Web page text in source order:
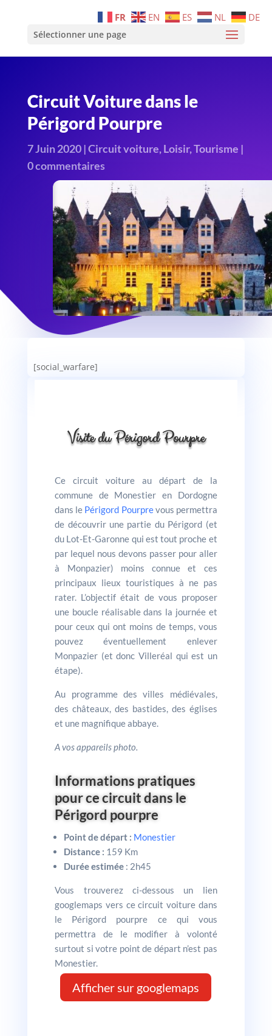
Sélectionner une page
Circuit Voiture dans le
Périgord Pourpre
7 Juin 2020|Circuit voiture,Loisir,Tourisme |
0 commentaires
[social_warfare]
Visite du Périgord Pourpre
Ce circuit voiture au départ de la
commune de Monestier en Dordogne
dans le Périgord Pourprevous permettra
de découvrir une partie du Périgord (et
du Lot-Et-Garonne qui est tout proche et
par lequel nous devons passer pour aller
à Monpazier) moins connue et ces
principaux lieux touristiques à ne pas
rater. L’objectif était de vous proposer
une boucle réalisable dans la journée et
pour ceux qui ont moins de temps, vous
pouvez éventuellement enlever
Monpazier (et donc Villeréal qui est un
étape).
Au programme des villes médiévales,
des châteaux, des bastides, des églises
et une magnifique abbaye.
A vos appareils photo.
Informations pratiques
pour ce circuit dans le
Périgord pourpre
Point de départ : Monestier
Distance : 159 Km
Durée estimée : 2h45
Vous trouverez ci-dessous un lien
googlemaps vers ce circuit voiture dans
le Périgord pourpre ce qui vous
permettra de le modifier à volonté
surtout si votre point de départ n’est pas
Monestier.
Afficher sur googlemaps
FR EN ES NL DE